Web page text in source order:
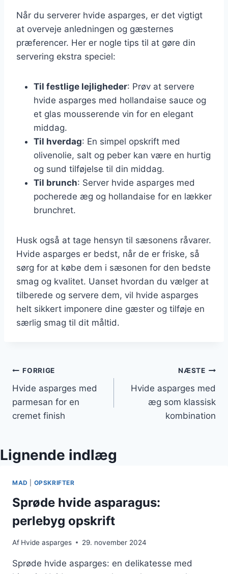
Når du serverer hvide asparges, er det vigtigt
at overveje anledningen og gæsternes
præferencer. Her er nogle tips til at gøre din
servering ekstra speciel:
Til festlige lejligheder: Prøv at servere
hvide asparges med hollandaise sauce og
et glas mousserende vin for en elegant
middag.
Til hverdag: En simpel opskrift med
olivenolie, salt og peber kan være en hurtig
og sund tilføjelse til din middag.
Til brunch: Server hvide asparges med
pocherede æg og hollandaise for en lækker
brunchret.
Husk også at tage hensyn til sæsonens råvarer.
Hvide asparges er bedst, når de er friske, så
sørg for at købe dem i sæsonen for den bedste
smag og kvalitet. Uanset hvordan du vælger at
tilberede og servere dem, vil hvide asparges
helt sikkert imponere dine gæster og tilføje en
særlig smag til dit måltid.
Indlægsnavigation
FORRIGE
Hvide asparges med
parmesan for en
cremet finish
NÆSTE
Hvide asparges med
æg som klassisk
kombination
Lignende indlæg
MAD OPSKRIFTER
Sprøde hvide asparagus:
perlebyg opskrift
Af Hvide asparges 29. november 2024
Sprøde hvide asparges: en delikatesse med